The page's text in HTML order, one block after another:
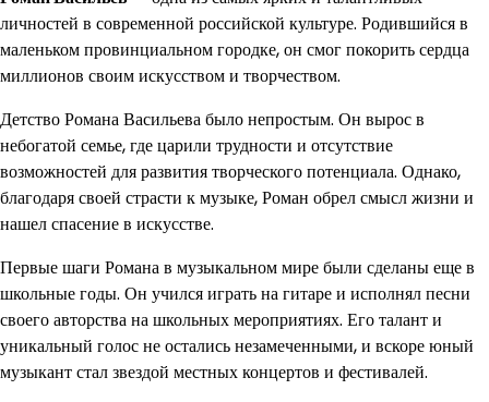
личностей в современной российской культуре. Родившийся в
маленьком провинциальном городке, он смог покорить сердца
миллионов своим искусством и творчеством.
Детство Романа Васильева было непростым. Он вырос в
небогатой семье, где царили трудности и отсутствие
возможностей для развития творческого потенциала. Однако,
благодаря своей страсти к музыке, Роман обрел смысл жизни и
нашел спасение в искусстве.
Первые шаги Романа в музыкальном мире были сделаны еще в
школьные годы. Он учился играть на гитаре и исполнял песни
своего авторства на школьных мероприятиях. Его талант и
уникальный голос не остались незамеченными, и вскоре юный
музыкант стал звездой местных концертов и фестивалей.